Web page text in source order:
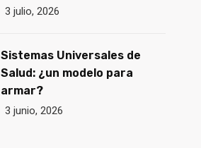
3 julio, 2026
Sistemas Universales de
Salud: ¿un modelo para
armar?
3 junio, 2026